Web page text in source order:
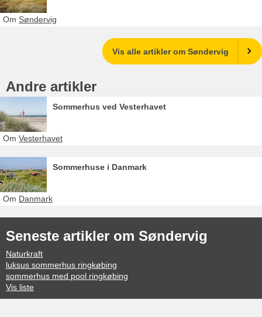
Om Søndervig
Vis alle artikler om Søndervig
Andre artikler
Sommerhus ved Vesterhavet
Om Vesterhavet
Sommerhuse i Danmark
Om Danmark
Seneste artikler om Søndervig
Naturkraft
luksus sommerhus ringkøbing
sommerhus med pool ringkøbing
Vis liste